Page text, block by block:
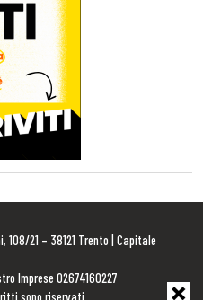
108/21 – 38121 Trento | Capitale
Imprese 02674160227
sono riservati